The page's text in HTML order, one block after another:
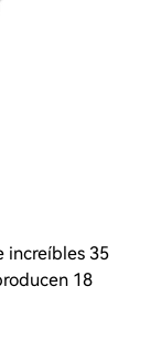
increíbles 35
18